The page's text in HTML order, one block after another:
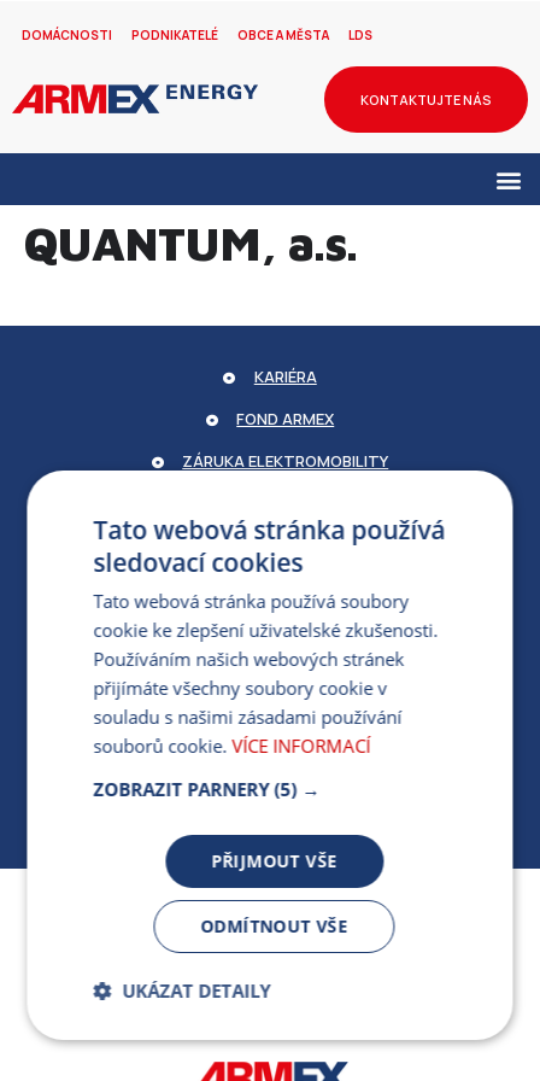
DOMÁCNOSTI PODNIKATELÉ OBCE A MĚSTA LDS
KONTAKTUJTE NÁS
QUANTUM, a.s.
Jsme součástí skupiny ARMEX a členem Asociace
nezávislých dodavatelů energií.
KARIÉRA
FOND ARMEX
ZÁRUKA ELEKTROMOBILITY
PRO MÉDIA
MÁM DOTAZ KE STÁVAJÍCÍ SMLOUVĚ
412 154 154
PO-PÁ 7:30-17:00
Tato webová stránka používá
sledovací cookies
Tato webová stránka používá soubory
cookie ke zlepšení uživatelské zkušenosti.
Používáním našich webových stránek
přijímáte všechny soubory cookie v
souladu s našimi zásadami používání
souborů cookie. VÍCE INFORMACÍ
ZOBRAZIT PARNERY (5) →
PŘIJMOUT VŠE
ODMÍTNOUT VŠE
UKÁZAT DETAILY
Bezpodmínečně
nutné soubory
Výkonnostní